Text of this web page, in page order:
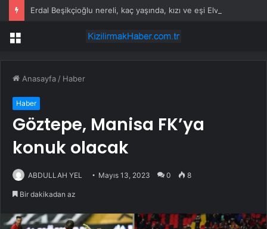
Menü
Anasayfa / Haber
Haber
Göztepe, Manisa FK’ya
konuk olacak
ABDULLAH YEL Mayıs 13, 2023 0 8
Bir dakikadan az